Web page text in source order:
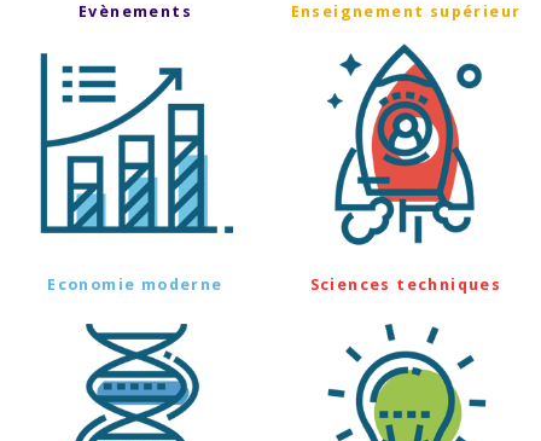
Evènements Enseignement supérieur
Economie moderne Sciences techniques